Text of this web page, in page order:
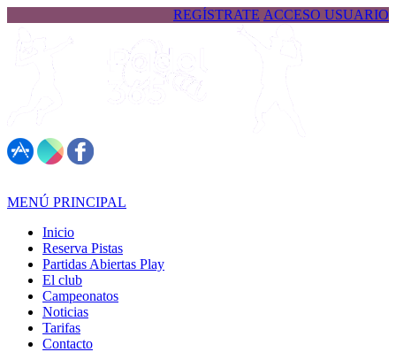
REGÍSTRATE ACCESO USUARIO
MENÚ PRINCIPAL
Inicio
Reserva Pistas
Partidas Abiertas Play
El club
Campeonatos
Noticias
Tarifas
Contacto